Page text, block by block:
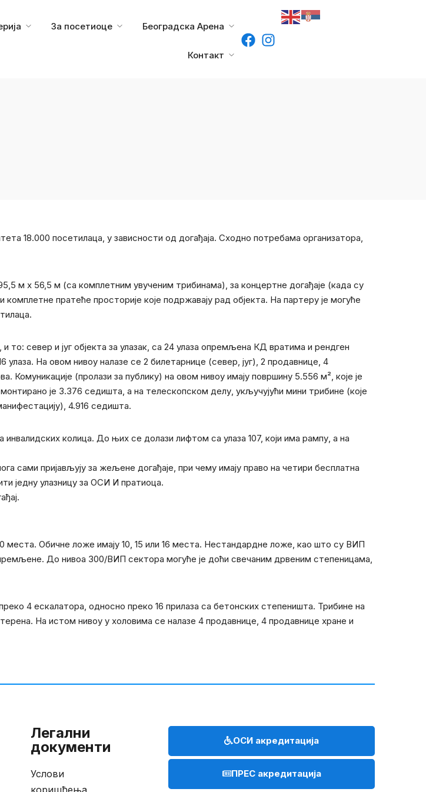
За посетиоце Београдска Арена
Контакт
18.000 посетилаца, у зависности од догађаја. Сходно потребама организатора,
м x 56,5 м (са комплетним увученим трибинама), за концертне догађаје (када су
пратеће просторије које подржавају рад објекта. На партеру је могуће
и то: север и југ објекта за улазак, са 24 улаза опремљена КД вратима и рендген
улаза. На овом нивоу налазе се 2 билетарнице (север, југ), 2 продавнице, 4
(пролази за публику) на овом нивоу имају површину 5.556 м², које је
је 3.376 седишта, а на телескопском делу, укључујући мини трибине (које
4.916 седишта.
колица. До њих се долази лифтом са улаза 107, који има рампу, а на
сами пријављују за жељене догађаје, при чему имају право на четири бесплатна
једну улазницу за ОСИ И пратиоца.
места. Обичне ложе имају 10, 15 или 16 места. Нестандардне ложе, као што су ВИП
До нивоа 300/ВИП сектора могуће је доћи свечаним дрвеним степеницама,
4 ескалатора, односно преко 16 прилаза са бетонских степеништа. Трибине на
На истом нивоу у холовима се налазе 4 продавнице, 4 продавнице хране и
Легални
документи
Услови
коришћења
ОСИ акредитација
ПРЕС акредитација